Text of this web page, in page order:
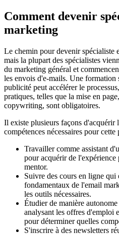
Comment devenir
marketing
Le chemin pour devenir spécialiste
mais la plupart des spécialistes
du marketing général et
les envois d'e-mails. Une formation
publicité peut accélérer le
pratiques, telles que la mise en
copywriting, sont obligatoires.
Il existe plusieurs façons d'acquérir
compétences nécessaires pour cette
Travailler comme assistant
pour acquérir de
mentor.
Suivre des cours en ligne
fondamentaux de l'email
les outils nécessaires.
Étudier de manière
analysant les offres d'emploi
pour déterminer quelles
S'inscrire à des newsletters